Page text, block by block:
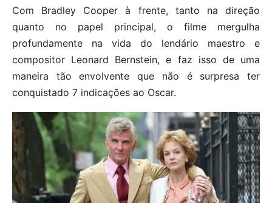
Com Bradley Cooper à frente, tanto na direção
quanto no papel principal, o filme mergulha
profundamente na vida do lendário maestro e
compositor Leonard Bernstein, e faz isso de uma
maneira tão envolvente que não é surpresa ter
conquistado 7 indicações ao Oscar.